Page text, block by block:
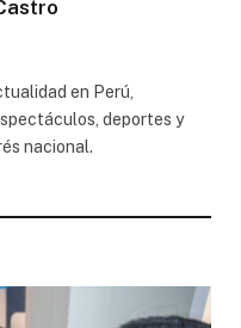
en Perú,
deportes y
nacional.